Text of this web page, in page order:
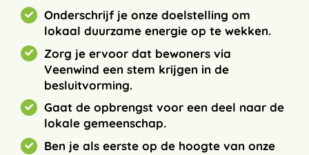
Onderschrijf je onze doelstelling om
lokaal duurzame energie op te wekken.
Zorg je ervoor dat bewoners via
Veenwind een stem krijgen in de
besluitvorming.
Gaat de opbrengst voor een deel naar de
lokale gemeenschap.
Ben je als eerste op de hoogte van onze